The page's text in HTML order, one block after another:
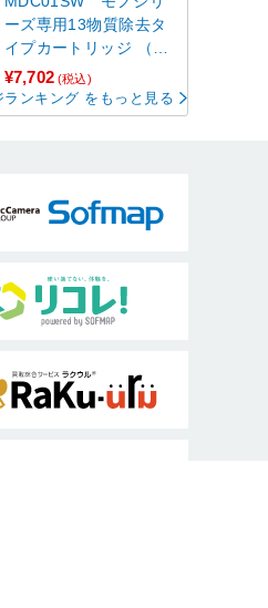
ーズ専用13物質除去タ
イプカートリッジ （2
個入）
¥7,702 (税込)
ンキング をもっと見る